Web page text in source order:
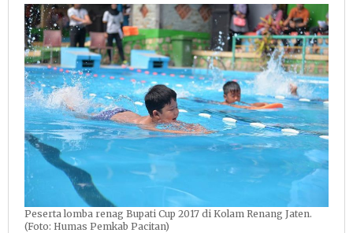
Peserta lomba renag Bupati Cup 2017 di Kolam Renang Jaten.
(Foto: Humas Pemkab Pacitan)